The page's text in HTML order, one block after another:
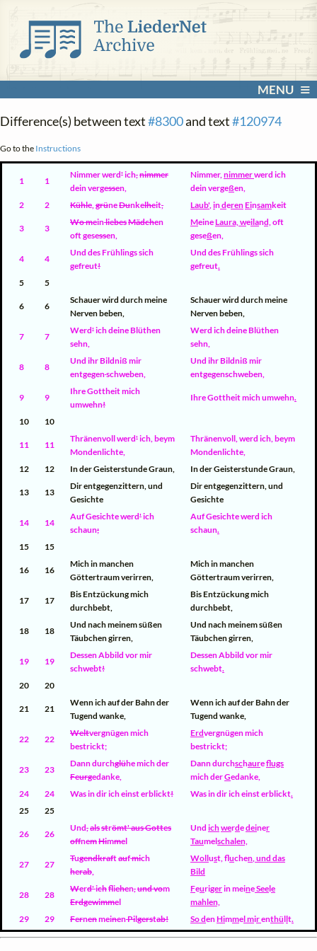
MENU
Difference(s) between text#8300and text#120974
Go to the Instructions
1 1
Nimmer werd'ich,nimmer
dein vergessen,
Nimmer,nimmerwerd ich
dein vergeßen,
2
2 Kühle,grüneDunkelheit, Laub',inderenEinsamkeit
3 3
Wo meinliebesMädchen
oft gesessen,
MeineLaura, weiland,oft
geseßen,
4 4
Und des Frühlings sich
gefreut!
Und des Frühlings sich
gefreut.
5
5
6 6
Schauer wird durch meine
Nerven beben,
Schauer wird durch meine
Nerven beben,
7 7
Werd'ich deine Blüthen
sehn,
Werd ich deine Blüthen
sehn,
8 8
Und ihr Bildniß mir
entgegenschweben,
Und ihr Bildniß mir
entgegenschweben,
9 9
Ihre Gottheit mich
umwehn!
Ihre Gottheit mich umwehn.
10 10
11 11
Thränenvoll werd'ich, beym
Mondenlichte,
Thränenvoll,werd ich, beym
Mondenlichte,
12
12 In der Geisterstunde Graun, In der Geisterstunde Graun,
13 13
Dir entgegenzittern, und
Gesichte
Dir entgegenzittern, und
Gesichte
14 14
Auf Gesichte werd'ich
schaun;
Auf Gesichte werd ich
schaun.
15
15
16 16
Mich in manchen
Göttertraum verirren,
Mich in manchen
Göttertraum verirren,
17 17
Bis Entzückung mich
durchbebt,
Bis Entzückung mich
durchbebt,
18 18
Und nach meinem süßen
Täubchen girren,
Und nach meinem süßen
Täubchen girren,
19 19
Dessen Abbild vor mir
schwebt!
Dessen Abbild vor mir
schwebt.
20
20
21 21
Wenn ich auf der Bahn der
Tugend wanke,
Wenn ich auf der Bahn der
Tugend wanke,
22 22
Weltvergnügen mich
bestrickt;
Erdvergnügen mich
bestrickt;
23 23
Dann durchglühe mich der
Feurgedanke,
Dann durchschaureflugs
mich derGedanke,
24
24 Was in dir ich einst erblickt! Was in dir ich einst erblickt.
25
25
26 26
Und,alsströmt' aus Gottes
offnemHimmel
Und ichwerdedeiner
Taumelschalen,
27 27
Tugendkraftaufmich
herab,
Wollust,fluchen,und das
Bild
28 28
Werd'ichfliehen,und vom
Erdgewimmel
Feurigerin meineSeele
mahlen,
29
29 FernenmeinenPilgerstab! So denHimmel mirenthüllt.